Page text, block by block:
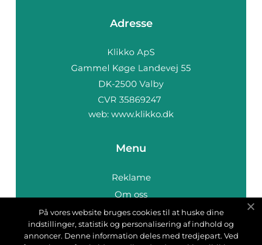
Adresse
web: www.klikko.dk
Menu
Reklame
Om oss
Cookies
Kontakt Oss
På vores website bruges cookies til at huske dine
indstillinger, statistik og personalisering af indhold og
annoncer. Denne information deles med tredjepart. Ved